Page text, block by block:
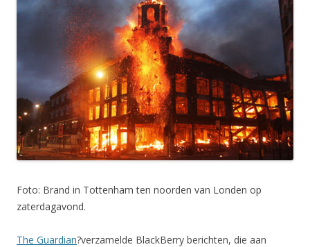
Foto: Brand in Tottenham ten noorden van Londen op
zaterdagavond.
The Guardian?verzamelde BlackBerry berichten, die aan